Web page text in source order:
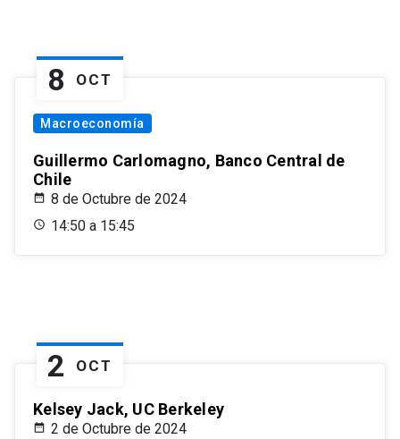
8 OCT
Macroeconomía
Guillermo Carlomagno, Banco Central de
Chile
8 de Octubre de 2024
14:50 a 15:45
2 OCT
Kelsey Jack, UC Berkeley
2 de Octubre de 2024